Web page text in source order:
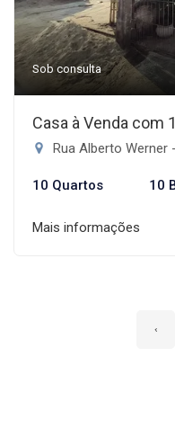
Sob consulta
Casa à Venda com
Rua Alberto Werner
10 Quartos 10
Mais informações
‹